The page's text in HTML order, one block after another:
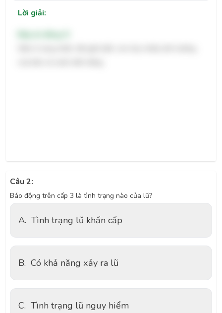
Lời giải:
Câu 2:
Báo động trên cấp 3 là tình trạng nào của lũ?
A. Tình trạng lũ khẩn cấp
B. Có khả năng xảy ra lũ
C. Tình trạng lũ nguy hiểm